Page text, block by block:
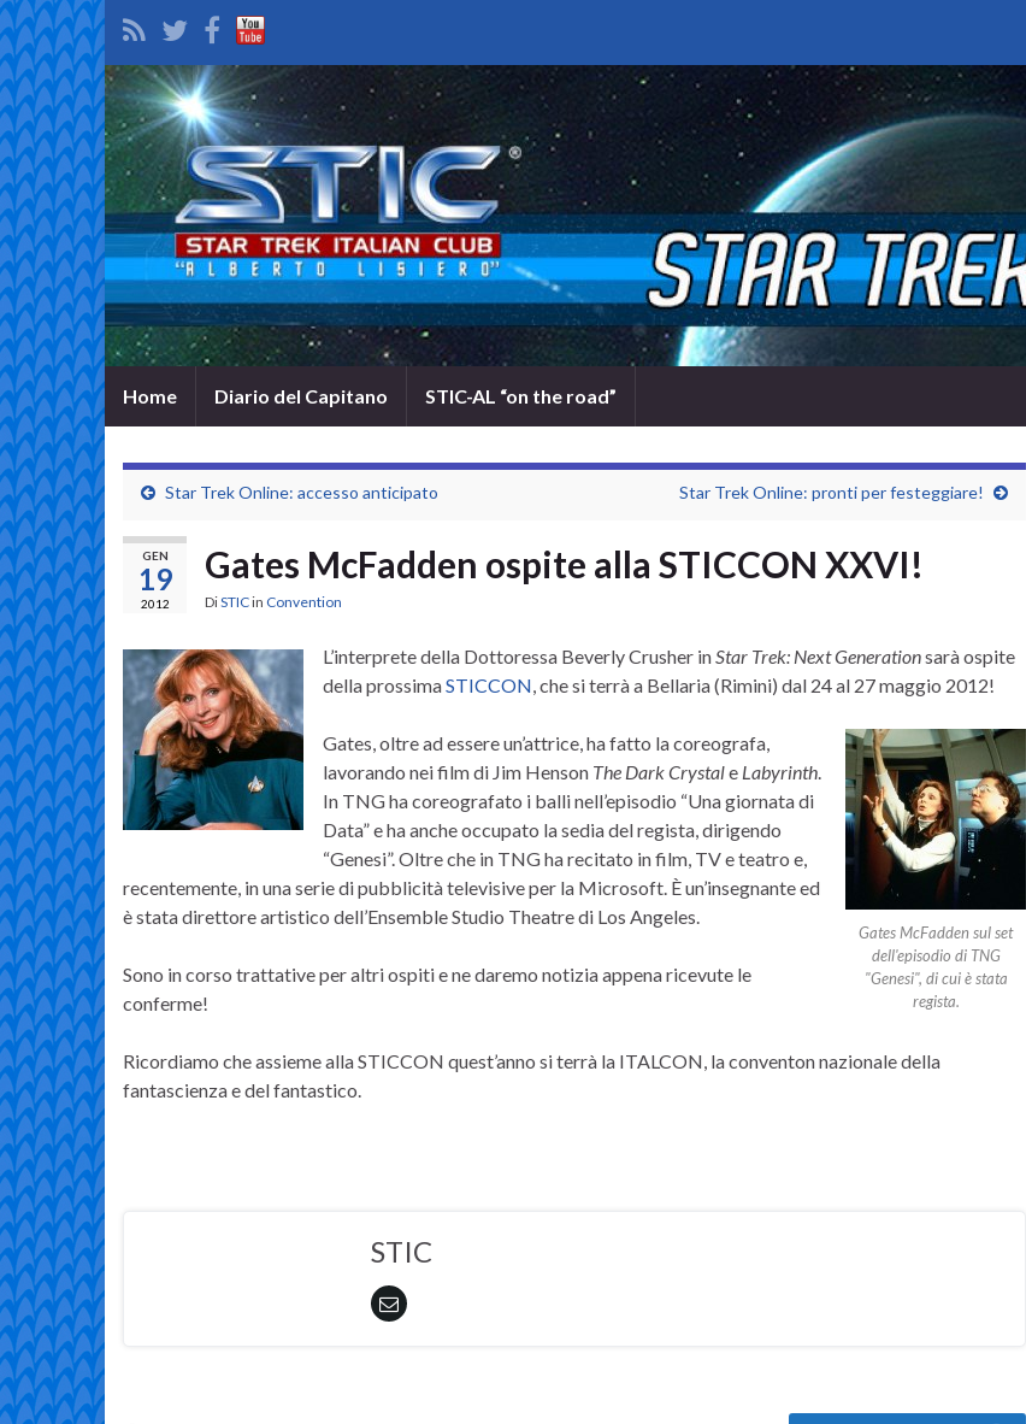
Home Diario del Capitano STIC-AL “on the road”
Star Trek Online: accesso anticipato Star Trek Online: pronti per festeggiare!
GEN
19
2012
Gates McFadden ospite alla STICCON XXVI!
DiSTICin Convention
L’interprete della Dottoressa Beverly Crusher inStar Trek: Next Generationsarà ospite
della prossimaSTICCON, che si terrà a Bellaria (Rimini) dal 24 al 27 maggio 2012!
Gates McFadden sul set
dell'episodio di TNG
"Genesi", di cui è stata
regista.
Gates, oltre ad essere un’attrice, ha fatto la coreografa,
lavorando nei film di Jim Henson The Dark Crystale Labyrinth.
In TNG ha coreografato i balli nell’episodio “Una giornata di
Data” e ha anche occupato la sedia del regista, dirigendo
“Genesi”. Oltre che in TNG ha recitato in film, TV e teatro e,
recentemente, in una serie di pubblicità televisive per la Microsoft. È un’insegnante ed
è stata direttore artistico dell’Ensemble Studio Theatre di Los Angeles.
Sono in corso trattative per altri ospiti e ne daremo notizia appena ricevute le
conferme!
Ricordiamo che assieme alla STICCON quest’anno si terrà la ITALCON, la conventon nazionale della
fantascienza e del fantastico.
STIC